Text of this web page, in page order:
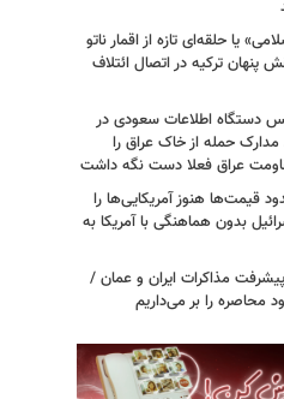
یا حلقه‌ای تازه از اقمار ناتو
پنهان ترکیه در اتصال ائتلاف
دستگاه اطلاعات سعودی در
حمله از خاک عراق را
عراق فعلا دست نگه داشت
قیمت‌ها هنوز آمریکایی‌ها را
بدون هماهنگی با آمریکا به
پیشرفت مذاکرات ایران و عمان /
محاصره را بر می‌داریم